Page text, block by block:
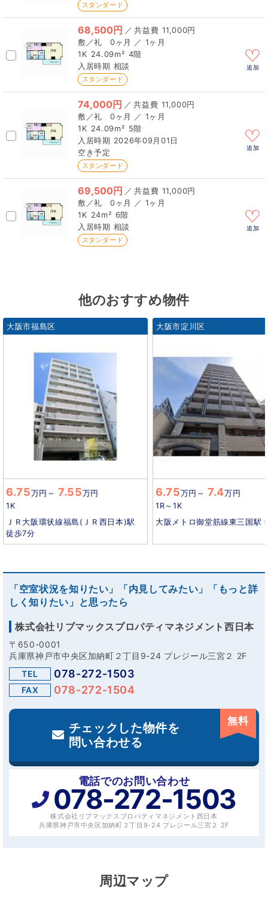
スタンダード
68,500円 ／
11,000円
0ヶ月 ／ 1ヶ月
1K 24.09m² 4階
相談
スタンダード
追加
74,000円 ／
11,000円
0ヶ月 ／ 1ヶ月
1K 24.09m² 5階
2026年09月01日
空き予定
スタンダード
追加
69,500円 ／
11,000円
0ヶ月 ／ 1ヶ月
1K 24m² 6階
相談
スタンダード
追加
他のおすすめ物件
大阪市福島区
6.75万円 ～ 7.55万円
1K
ＪＲ大阪環状線福島(ＪＲ西日本)駅
徒歩7分
大阪市淀川区
6.75万円 ～ 7.4万円
1R～1K
大阪メトロ御堂筋線東三国駅
「空室状況を知りたい」「内見してみたい」「もっと詳
しく知りたい」と思ったら
株式会社リブマックスプロパティマネジメント西日本
〒650-0001
兵庫県神戸市中央区加納町２丁目9-24 プレジール三宮２ 2F
TEL
078-272-1503
FAX 078-272-1504
チェックした物件を
問い合わせる
無料
電話でのお問い合わせ
078-272-1503
株式会社リブマックスプロパティマネジメント西日本
兵庫県神戸市中央区加納町２丁目9-24 プレジール三宮２ 2F
周辺マップ